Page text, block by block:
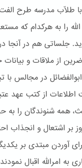
طلّاب مدرسه طرح الفت
را به هرکدام که
جلساتی هم در آنجا
از ملاقات و بیانات
در مجالس با
اطلاعات از کتب عهد
همه شنوندگان را
بر اشتعال و انجذاب
آوردن مبتدی بر
به امرالله اقبال